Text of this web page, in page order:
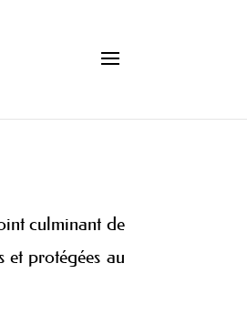
culminant de
protégées au